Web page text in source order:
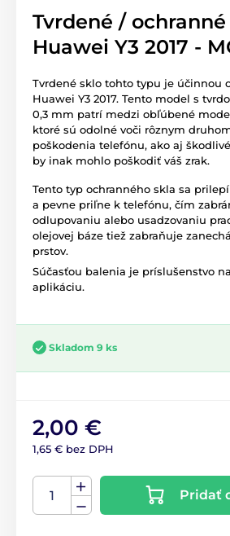
Tvrdené /
Huawei Y3 2017 -
Tvrdené sklo tohto typu je účinnou
Huawei Y3 2017. Tento model s
0,3 mm patrí medzi obľúbené
ktoré sú odolné voči rôznym
poškodenia telefónu, ako aj
by inak mohlo poškodiť váš zrak.
Tento typ ochranného skla sa
a pevne priľne k telefónu, čím
odlupovaniu alebo usadzovaniu
olejovej báze tiež zabraňuje
prstov.
Súčasťou balenia je príslušenstvo
aplikáciu.
Skladom 9 ks
2,00 €
1,65 € bez DPH
Pridať